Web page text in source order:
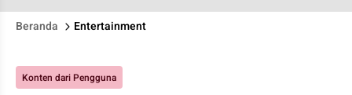
Beranda Entertainment
Konten dari Pengguna